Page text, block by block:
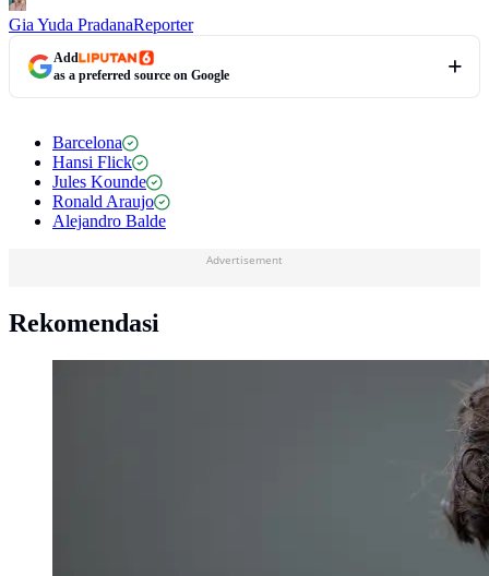
Gia Yuda PradanaReporter
Add
as a preferred source on Google
Barcelona
Hansi Flick
Jules Kounde
Ronald Araujo
Alejandro Balde
Advertisement
Rekomendasi